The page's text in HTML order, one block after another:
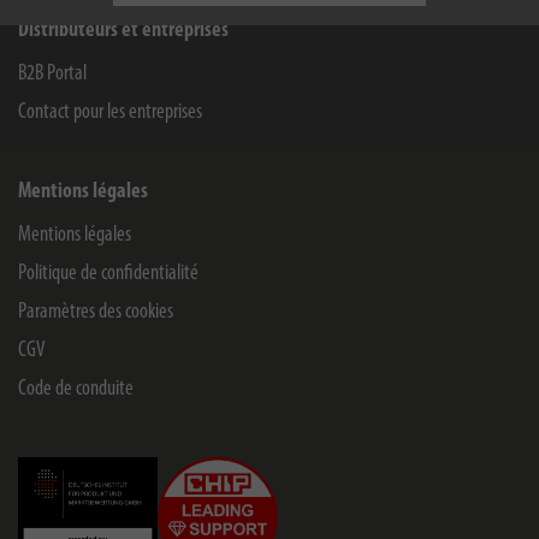
Distributeurs et entreprises
B2B Portal
Contact pour les entreprises
Mentions légales
Mentions légales
Politique de confidentialité
Paramètres des cookies
CGV
Code de conduite